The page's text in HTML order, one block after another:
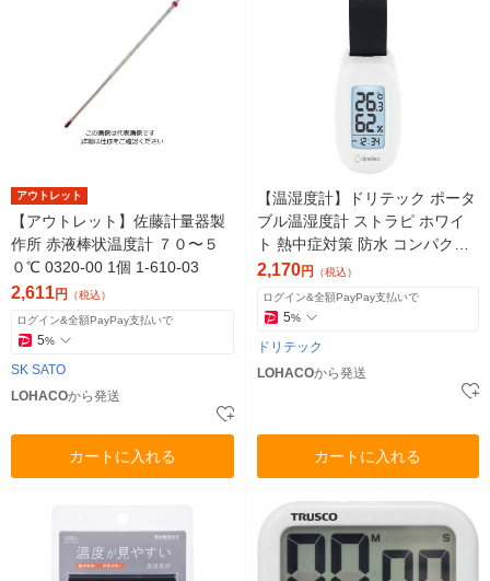
アウトレット
【アウトレット】佐藤計量器製
作所 赤液棒状温度計 ７０〜５
０℃ 0320-00 1個 1-610-03
2,611円 （税込）
ログイン&全額PayPay支払いで
5%
SK SATO
LOHACOから発送
カートに入れる
【温湿度計】ドリテック ポータ
ブル温湿度計 ストラピ ホワイ
ト 熱中症対策 防水 コンパクト
1個
2,170円 （税込）
ログイン&全額PayPay支払いで
5%
ドリテック
LOHACOから発送
カートに入れる